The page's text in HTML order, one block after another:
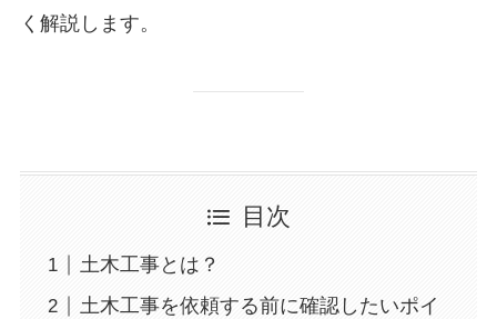
く解説します。
目次
土木工事とは？
土木工事を依頼する前に確認したいポイ